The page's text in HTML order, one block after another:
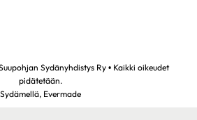
Sydänyhdistys Ry • Kaikki oikeudet
pidätetään.
Sydämellä, Evermade